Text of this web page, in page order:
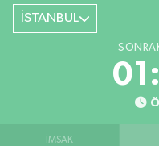
İSTANBUL
İMSAK